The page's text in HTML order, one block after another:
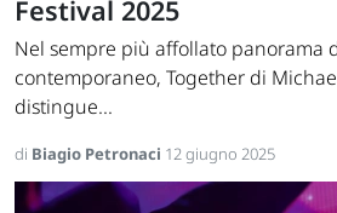
Festival 2025
Nel sempre più affollato panorama
contemporaneo, Together di
distingue...
di Biagio Petronaci 12 giugno 2025